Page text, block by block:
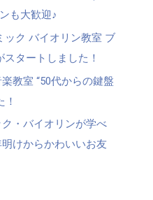
も大歓迎♪
ック バイオリン教室 ブ
タートしました！
教室 “50代からの鍵盤
・バイオリンが学べ
けからかわいいお友